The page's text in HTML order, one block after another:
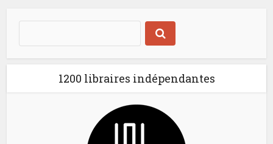
1200 libraires indépendantes